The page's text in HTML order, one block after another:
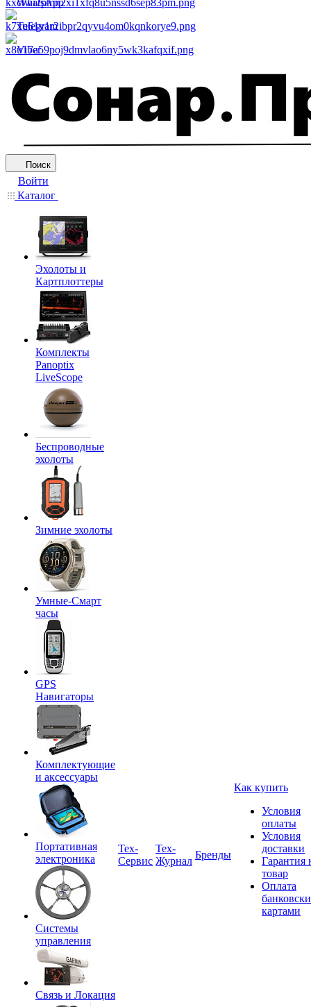
WhatsApp
Telegram
Viber
Поиск
Войти
Каталог
Эхолоты и
Картплоттеры
Комплекты
Panoptix
LiveScope
Беспроводные
эхолоты
Зимние эхолоты
Умные-Смарт
часы
GPS
Навигаторы
Комплектующие
и аксессуары
Портативная
электроника
Системы
управления
Связь и Локация
Tex-
Сервис
Тех-
Журнал
Бренды
Как купить
Условия
оплаты
Условия
доставки
Гарантия
товар
Оплата
картами